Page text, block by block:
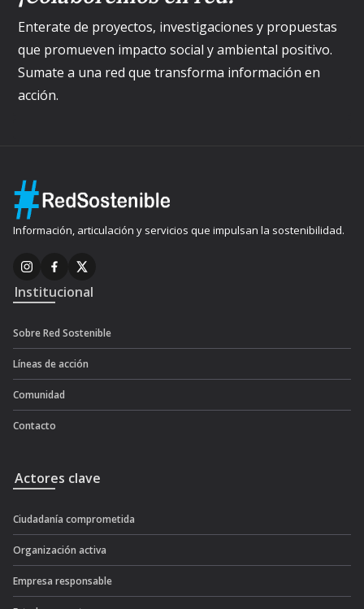
Enterate de proyectos, investigaciones y propuestas
que promueven impacto social y ambiental positivo.
Sumate a una red que transforma información en
acción.
Información, articulación y servicios que impulsan la sostenibilidad.
Institucional
Sobre Red Sostenible
Líneas de acción
Comunidad
Contacto
Actores clave
Ciudadanía comprometida
Organización activa
Empresa responsable